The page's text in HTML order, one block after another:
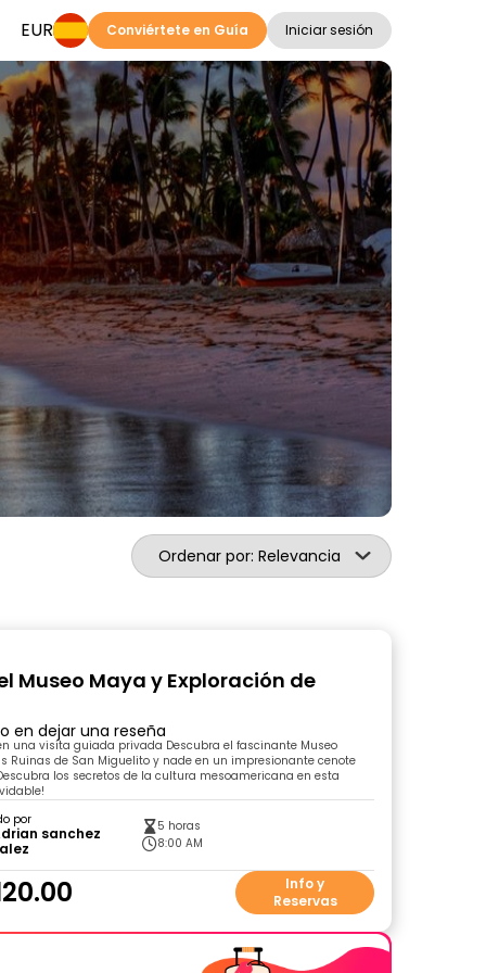
EUR Conviértete en Guía Iniciar sesión
Ordenar por: Relevancia
Museo Maya y Exploración de
en dejar una reseña
una visita guiada privada Descubra el fascinante Museo
Ruinas de San Miguelito y nade en un impresionante cenote
los secretos de la cultura mesoamericana en esta
por
sanchez
5 horas
8:00 AM
Info y
Reservas